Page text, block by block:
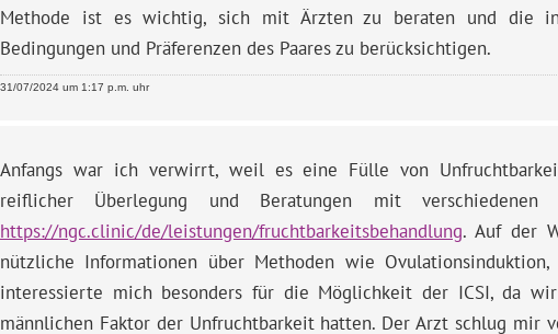
Methode ist es wichtig, sich mit Ärzten zu beraten und die
Bedingungen und Präferenzen des Paares zu berücksichtigen.
31/07/2024 um 1:17 p.m. uhr
Anfangs war ich verwirrt, weil es eine Fülle von
reiflicher Überlegung und Beratungen mit
https://ngc.clinic/de/leistungen/fruchtbarkeitsbehandlung. Auf der
nützliche Informationen über Methoden wie
interessierte mich besonders für die Möglichkeit der ICSI, da
männlichen Faktor der Unfruchtbarkeit hatten. Der Arzt schlug mir